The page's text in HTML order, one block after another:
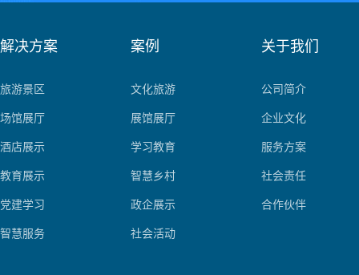
解决方案
旅游景区
场馆展厅
酒店展示
教育展示
党建学习
智慧服务
案例
文化旅游
展馆展厅
学习教育
智慧乡村
政企展示
社会活动
关于我们
公司简介
企业文化
服务方案
社会责任
合作伙伴